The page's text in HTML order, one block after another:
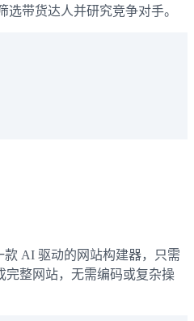
选带货达人并研究竞争对手。
款 AI 驱动的网站构建器，只需
完整网站，无需编码或复杂操